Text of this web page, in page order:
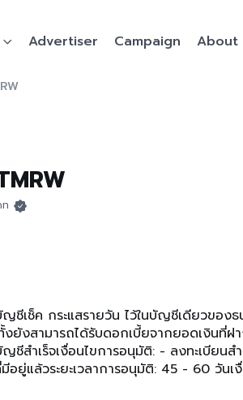
Advertiser Campaign About
ท
เช็ค กระแสรายวัน ไว้ในบัญชีเดียวขอ
งยังสามารถได้รับดอกเบี้ยจากยอดเงิน
สำเร็จเงื่อนไขการอนุมัติ: - ลงทะเบีย
อยู่แล้วระยะเวลาการอนุมัติ: 45 - 60 วั
อบความถูกต้องก่อนเผยแพร่ข้อมูล